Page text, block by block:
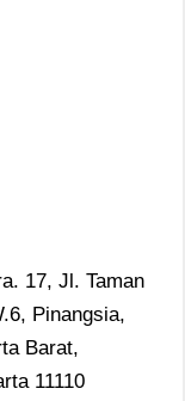
17, Jl. Taman
Pinangsia,
Barat,
11110